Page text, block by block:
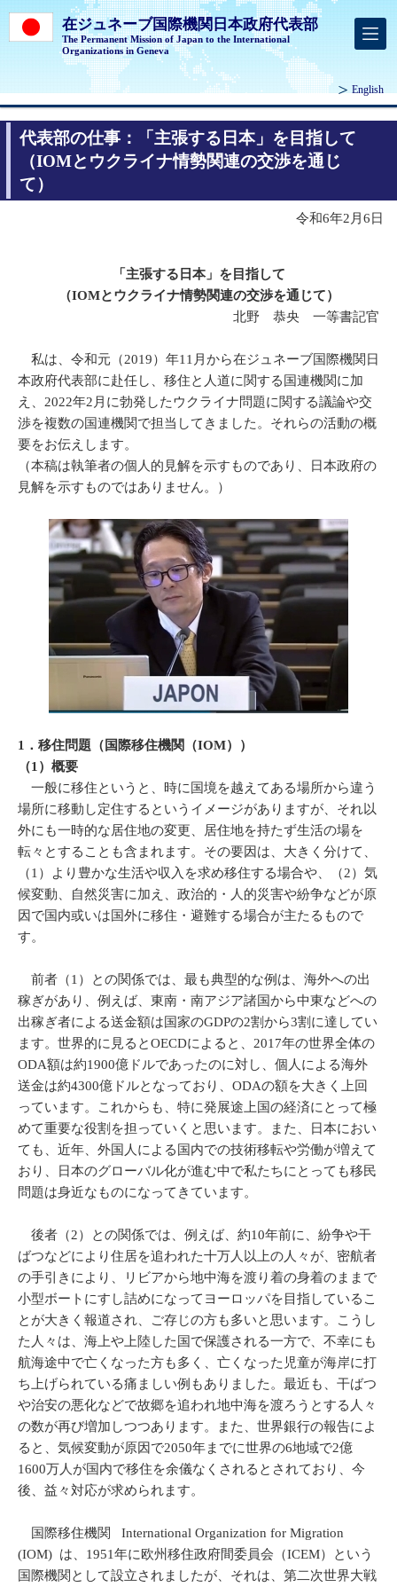
在ジュネーブ国際機関日本政府代表部
The Permanent Mission of Japan to the International
Organizations in Geneva
English
代表部の仕事：「主張する日本」を目指して
（IOMとウクライナ情勢関連の交渉を通じ
て）
令和6年2月6日
「主張する日本」を目指して
（IOMとウクライナ情勢関連の交渉を通じて）
北野 恭央 一等書記官
私は、令和元（2019）年11月から在ジュネーブ国際機関日
本政府代表部に赴任し、移住と人道に関する国連機関に加
え、2022年2月に勃発したウクライナ問題に関する議論や交
渉を複数の国連機関で担当してきました。それらの活動の概
要をお伝えします。
（本稿は執筆者の個人的見解を示すものであり、日本政府の
見解を示すものではありません。）
1．移住問題（国際移住機関（IOM））
（1）概要
一般に移住というと、時に国境を越えてある場所から違う
場所に移動し定住するというイメージがありますが、それ以
外にも一時的な居住地の変更、居住地を持たず生活の場を
転々とすることも含まれます。その要因は、大きく分けて、
（1）より豊かな生活や収入を求め移住する場合や、（2）気
候変動、自然災害に加え、政治的・人的災害や紛争などが原
因で国内或いは国外に移住・避難する場合が主たるもので
す。
前者（1）との関係では、最も典型的な例は、海外への出
稼ぎがあり、例えば、東南・南アジア諸国から中東などへの
出稼ぎ者による送金額は国家のGDPの2割から3割に達してい
ます。世界的に見るとOECDによると、2017年の世界全体の
ODA額は約1900億ドルであったのに対し、個人による海外
送金は約4300億ドルとなっており、ODAの額を大きく上回
っています。これからも、特に発展途上国の経済にとって極
めて重要な役割を担っていくと思います。また、日本におい
ても、近年、外国人による国内での技術移転や労働が増えて
おり、日本のグローバル化が進む中で私たちにとっても移民
問題は身近なものになってきています。
後者（2）との関係では、例えば、約10年前に、紛争や干
ばつなどにより住居を追われた十万人以上の人々が、密航者
の手引きにより、リビアから地中海を渡り着の身着のままで
小型ボートにすし詰めになってヨーロッパを目指しているこ
とが大きく報道され、ご存じの方も多いと思います。こうし
た人々は、海上や上陸した国で保護される一方で、不幸にも
航海途中で亡くなった方も多く、亡くなった児童が海岸に打
ち上げられている痛ましい例もありました。最近も、干ばつ
や治安の悪化などで故郷を追われ地中海を渡ろうとする人々
の数が再び増加しつつあります。また、世界銀行の報告によ
ると、気候変動が原因で2050年までに世界の6地域で2億
1600万人が国内で移住を余儀なくされるとされており、今
後、益々対応が求められます。
国際移住機関 International Organization for Migration
(IOM) は、1951年に欧州移住政府間委員会（ICEM）という
国際機関として設立されましたが、それは、第二次世界大戦